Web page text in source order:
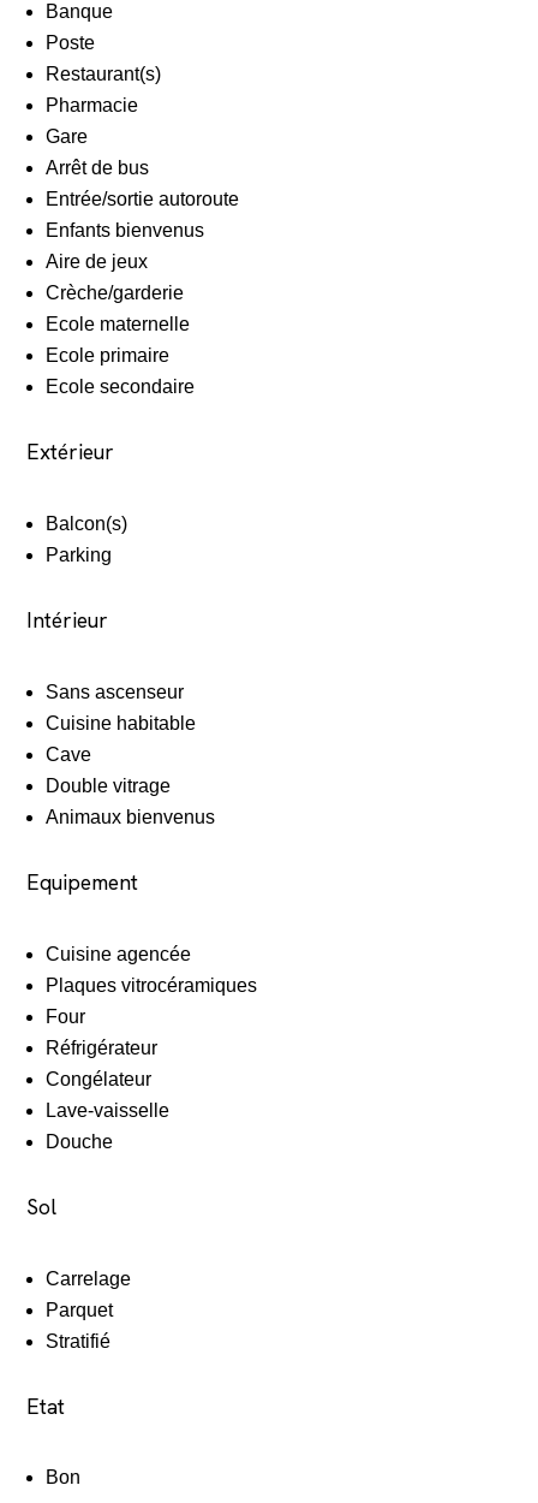
Banque
Poste
Restaurant(s)
Pharmacie
Gare
Arrêt de bus
Entrée/sortie autoroute
Enfants bienvenus
Aire de jeux
Crèche/garderie
Ecole maternelle
Ecole primaire
Ecole secondaire
Extérieur
Balcon(s)
Parking
Intérieur
Sans ascenseur
Cuisine habitable
Cave
Double vitrage
Animaux bienvenus
Equipement
Cuisine agencée
Plaques vitrocéramiques
Four
Réfrigérateur
Congélateur
Lave-vaisselle
Douche
Sol
Carrelage
Parquet
Stratifié
Etat
Bon